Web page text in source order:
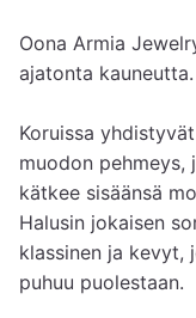
Oona Armia
ajatonta kauneutta.
Koruissa
muodon pehmeys,
kätkee sisäänsä
Halusin jokaisen
klassinen ja kevyt,
puhuu puolestaan.